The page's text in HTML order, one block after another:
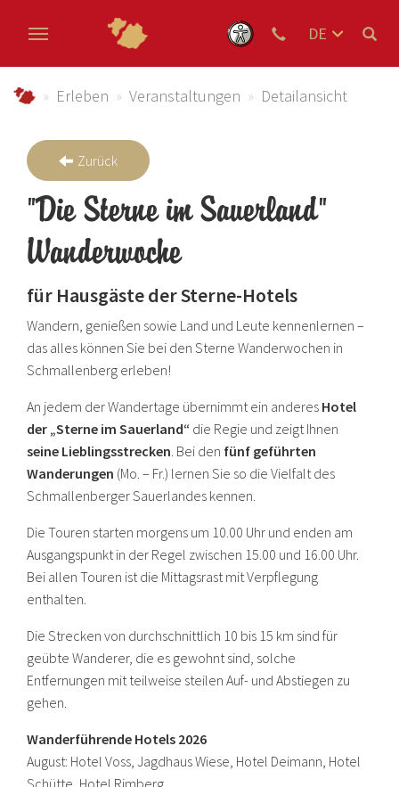
DE
schmallenberger-sauerland.de
Erleben Veranstaltungen Detailansicht
Zurück
"Die Sterne im Sauerland"
Wanderwoche
für Hausgäste der Sterne-Hotels
Wandern, genießen sowie Land und Leute kennenlernen –
das alles können Sie bei den Sterne Wanderwochen in
Schmallenberg erleben!
An jedem der Wandertage übernimmt ein anderes Hotel
der „Sterne im Sauerland“ die Regie und zeigt Ihnen
seine Lieblingsstrecken. Bei den fünf geführten
Wanderungen (Mo. – Fr.) lernen Sie so die Vielfalt des
Schmallenberger Sauerlandes kennen.
Die Touren starten morgens um 10.00 Uhr und enden am
Ausgangspunkt in der Regel zwischen 15.00 und 16.00 Uhr.
Bei allen Touren ist die Mittagsrast mit Verpflegung
enthalten.
Die Strecken von durchschnittlich 10 bis 15 km sind für
geübte Wanderer, die es gewohnt sind, solche
Entfernungen mit teilweise steilen Auf- und Abstiegen zu
gehen.
Wanderführende Hotels 2026
August: Hotel Voss, Jagdhaus Wiese, Hotel Deimann, Hotel
Schütte, Hotel Rimberg